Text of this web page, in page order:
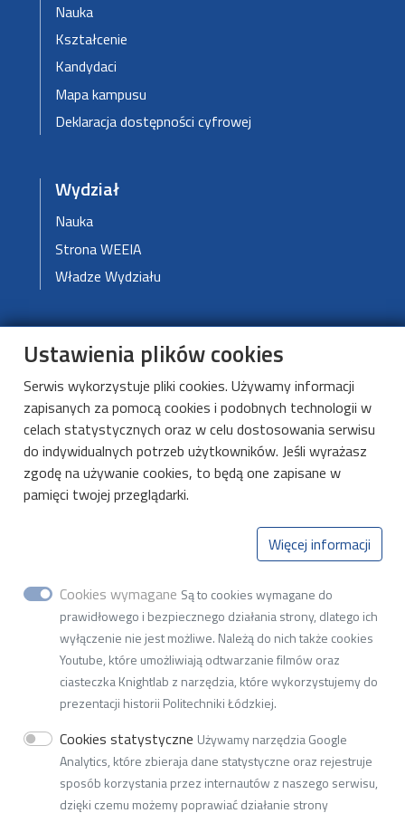
Katedra Mikroelektroniki i Technik
ul. Wólczańska 221, budynek B18, 93-005 Łódź
NIP 727-002-18-95
tel. +48 (42) 631 27 27
faks +48 (42) 636 03 27
e-mail w2k22(at)adm.p.lodz.pl
Nauka
Kształcenie
Kandydaci
Mapa kampusu
Deklaracja dostępności cyfrowej
Wydział
Nauka
Strona WEEIA
Władze Wydziału
DMCS
O DMCS
Aktualności
Kształcenie
Kontakt
© 2026 Politechnika Łódzka
Ustawienia plików cookies
Serwis wykorzystuje pliki cookies. Używamy informacji
zapisanych za pomocą cookies i podobnych technologii w
celach statystycznych oraz w celu dostosowania serwisu
do indywidualnych potrzeb użytkowników. Jeśli wyrażasz
zgodę na używanie cookies, to będą one zapisane w
pamięci twojej przeglądarki.
Więcej informacji
Cookies wymagane Są to cookies wymagane do
prawidłowego i bezpiecznego działania strony, dlatego ich
wyłączenie nie jest możliwe. Należą do nich także cookies
Youtube, które umożliwiają odtwarzanie filmów oraz
ciasteczka Knightlab z narzędzia, które wykorzystujemy do
prezentacji historii Politechniki Łódzkiej.
Cookies statystyczne Używamy narzędzia Google
Analytics, które zbieraja dane statystyczne oraz rejestruje
sposób korzystania przez internautów z naszego serwisu,
dzięki czemu możemy poprawiać działanie strony